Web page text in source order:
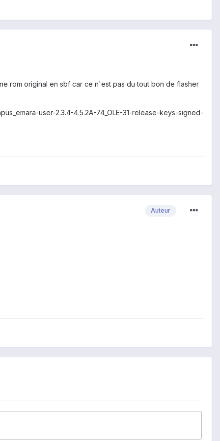
rom original en sbf car ce n'est pas du tout bon de flasher
user-2.3.4-4.5.2A-74_OLE-31-release-keys-signed-
Auteur